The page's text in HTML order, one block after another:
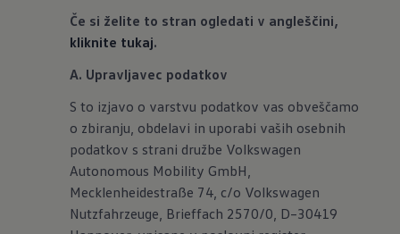
Če si želite to stran ogledati v angleščini,
kliknite tukaj.
A. Upravljavec podatkov
S to izjavo o varstvu podatkov vas obveščamo
o zbiranju, obdelavi in uporabi vaših osebnih
podatkov s strani družbe Volkswagen
Autonomous Mobility GmbH,
Mecklenheidestraße 74, c/o Volkswagen
Nutzfahrzeuge, Brieffach 2570/0, D–30419